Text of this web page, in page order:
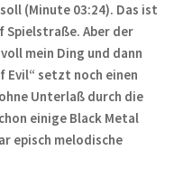
(Minute 03:24). Das ist
Spielstraße. Aber der
mein Ding und dann
Evil“ setzt noch einen
Unterlaß durch die
einige Black Metal
episch melodische